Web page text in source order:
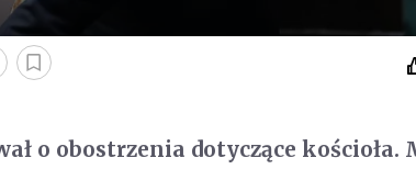
o obostrzenia dotyczące